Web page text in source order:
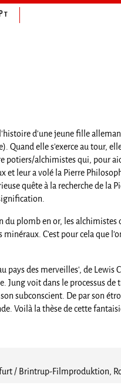
d'une jeune fille
Quand elle s'exerce au tour,
potiers/alchimistes qui, pour
et leur a volé la Pierre
quête à la recherche de la
plomb en or, les alchimistes
minéraux. C'est pour cela que
pays des merveilles', de
voit dans le processus
subconscient. De par son
Voilà la thèse de cette
/ Brintrup-Filmproduktion,